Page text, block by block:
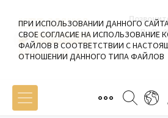
Пн-Пт:
ПРИ ИСПОЛЬЗОВАНИИ ДАННОГО
СВОЕ СОГЛАСИЕ НА ИСПОЛЬЗОВАНИЕ
ФАЙЛОВ В СООТВЕТСТВИИ С
ОТНОШЕНИИ ДАННОГО ТИПА ФАЙЛОВ